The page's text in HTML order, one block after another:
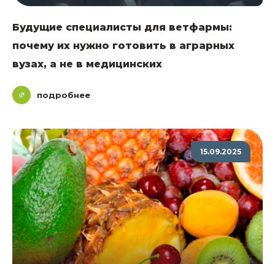
Будущие специалисты для ветфармы:
почему их нужно готовить в аграрных
вузах, а не в медицинских
подробнее
15.09.2025